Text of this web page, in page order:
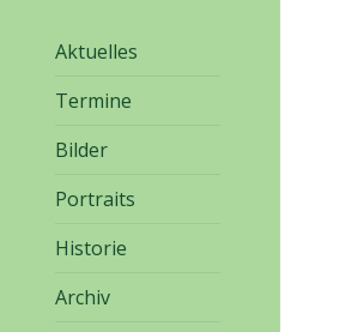
Aktuelles
Termine
Bilder
Portraits
Historie
Archiv